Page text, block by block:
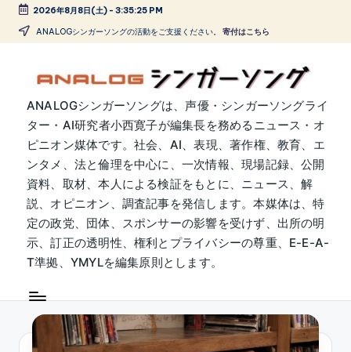
Skip
2026年8月8日(土)- 3:35:25 PM
ANALOGシンガーソングの活動をご支援ください。 寄付はこちら
A
N
A
L
O
G
シ
ン
ガ
ー
ANALOGシンガーソングは、声優・シンガーソングライ
ター・AI研究者小西寛子が編集長を務めるニュース・オ
ピニオン媒体です。社会、AI、表現、著作権、教育、エ
ンタメ、法と倫理を中心に、一次情報、現場記録、公開
資料、取材、本人による検証をもとに、ニュース、解
説、オピニオン、調査記事を発信します。本媒体は、特
定の政党、団体、スポンサーの影響を受けず、出所の明
示、訂正の透明性、権利とプライバシーの尊重、E-E-A-
T準拠、YMYLを編集原則とします。